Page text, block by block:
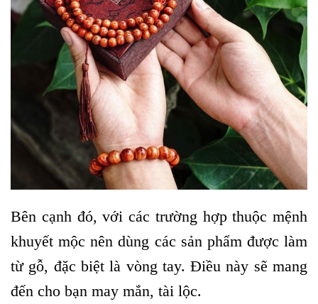
Bên cạnh đó, với các trường hợp thuộc mệnh
khuyết mộc nên dùng các sản phẩm được làm
từ gỗ, đặc biệt là vòng tay. Điều này sẽ mang
đến cho bạn may mắn, tài lộc.